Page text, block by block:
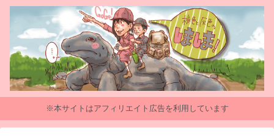
※本サイトはアフィリエイト広告を利用しています